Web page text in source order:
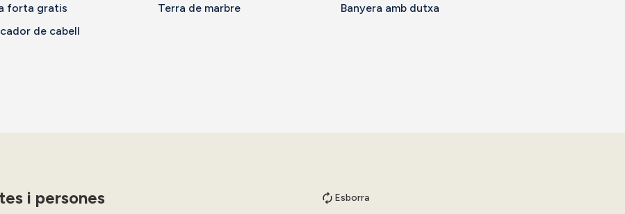
forta gratis Terra de marbre
Banyera amb dutxa
de cabell
i persones Esborra